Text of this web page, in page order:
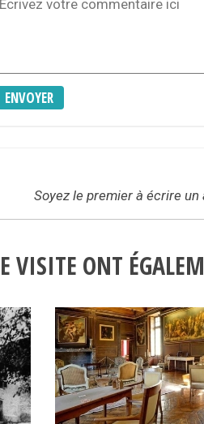
ENVOYER
Soyez le premier à écrire un
VISITE ONT